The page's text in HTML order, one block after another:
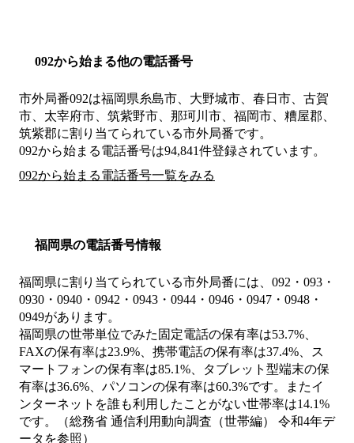
092から始まる他の電話番号
市外局番092は福岡県糸島市、大野城市、春日市、古賀
市、太宰府市、筑紫野市、那珂川市、福岡市、糟屋郡、
筑紫郡に割り当てられている市外局番です。
092から始まる電話番号は94,841件登録されています。
092から始まる電話番号一覧をみる
福岡県の電話番号情報
福岡県に割り当てられている市外局番には、092・093・
0930・0940・0942・0943・0944・0946・0947・0948・
0949があります。
福岡県の世帯単位でみた固定電話の保有率は53.7%、
FAXの保有率は23.9%、携帯電話の保有率は37.4%、ス
マートフォンの保有率は85.1%、タブレット型端末の保
有率は36.6%、パソコンの保有率は60.3%です。またイ
ンターネットを誰も利用したことがない世帯率は14.1%
です。（総務省 通信利用動向調査（世帯編） 令和4年デ
ータを参照）